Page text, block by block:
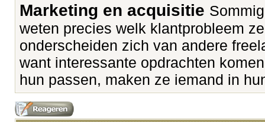
Marketing en acquisitie
weten precies welk klantprobleem
onderscheiden zich van andere
want interessante opdrachten
hun passen, maken ze iemand in